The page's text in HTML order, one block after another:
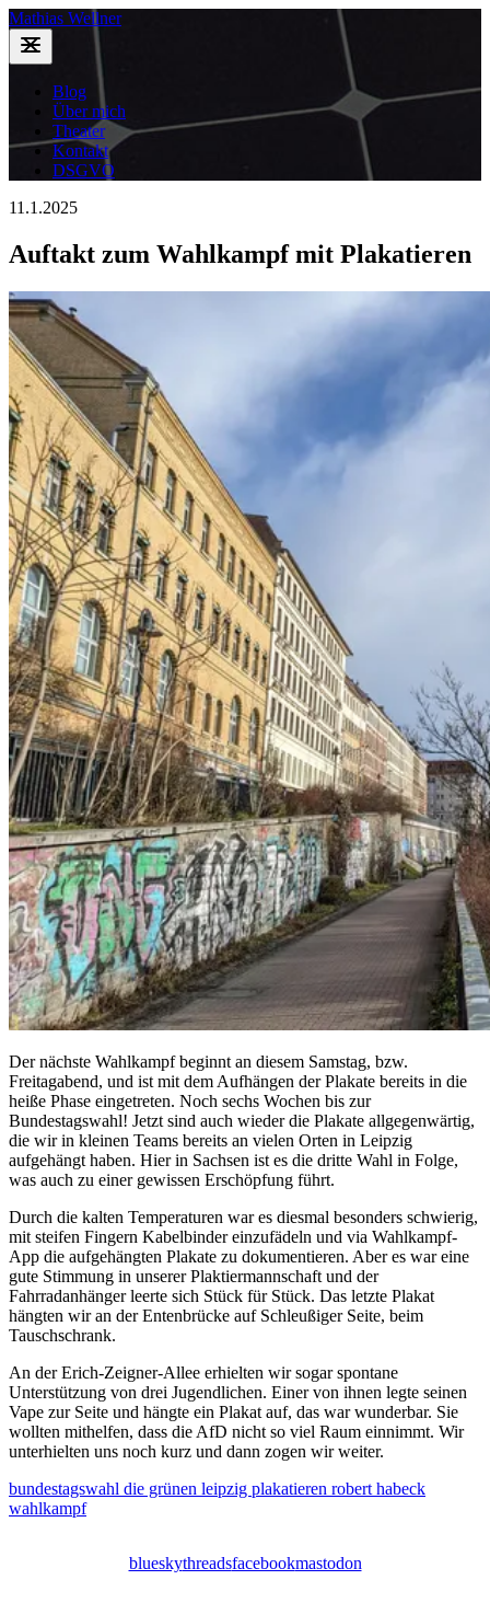
Mathias Wellner
Blog
Über mich
Theater
Kontakt
DSGVO
11.1.2025
Auftakt zum Wahlkampf mit Plakatieren
Der nächste Wahlkampf beginnt an diesem Samstag, bzw.
Freitagabend, und ist mit dem Aufhängen der Plakate bereits in die
heiße Phase eingetreten. Noch sechs Wochen bis zur
Bundestagswahl! Jetzt sind auch wieder die Plakate allgegenwärtig,
die wir in kleinen Teams bereits an vielen Orten in Leipzig
aufgehängt haben. Hier in Sachsen ist es die dritte Wahl in Folge,
was auch zu einer gewissen Erschöpfung führt.
Durch die kalten Temperaturen war es diesmal besonders schwierig,
mit steifen Fingern Kabelbinder einzufädeln und via Wahlkampf-
App die aufgehängten Plakate zu dokumentieren. Aber es war eine
gute Stimmung in unserer Plaktiermannschaft und der
Fahrradanhänger leerte sich Stück für Stück. Das letzte Plakat
hängten wir an der Entenbrücke auf Schleußiger Seite, beim
Tauschschrank.
An der Erich-Zeigner-Allee erhielten wir sogar spontane
Unterstützung von drei Jugendlichen. Einer von ihnen legte seinen
Vape zur Seite und hängte ein Plakat auf, das war wunderbar. Sie
wollten mithelfen, dass die AfD nicht so viel Raum einnimmt. Wir
unterhielten uns noch kurz und dann zogen wir weiter.
bundestagswahl die grünen leipzig plakatieren robert habeck
wahlkampf
blueskythreadsfacebookmastodon